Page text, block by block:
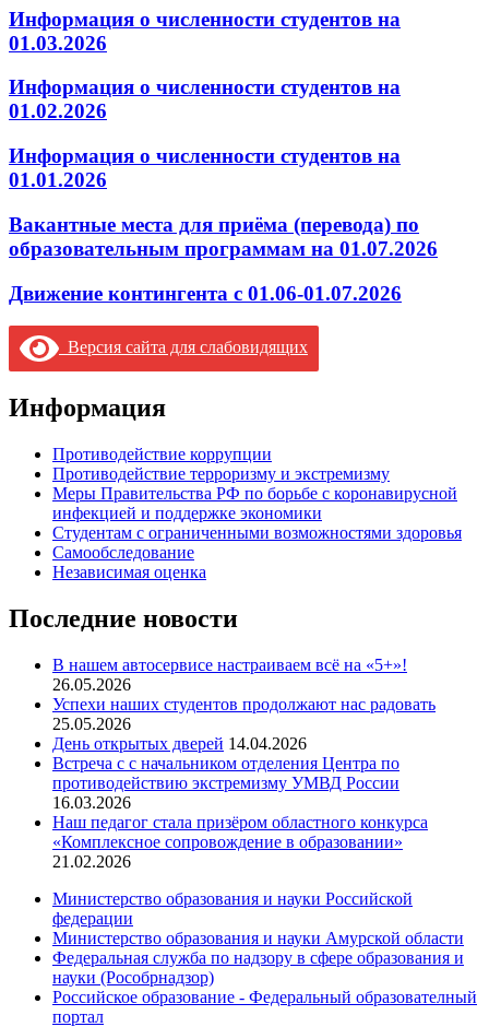
Информация о численности студентов на
01.03.2026
Информация о численности студентов на
01.02.2026
Информация о численности студентов на
01.01.2026
Вакантные места для приёма (перевода) по
образовательным программам на 01.07.2026
Движение контингента с 01.06-01.07.2026
Версия сайта для слабовидящих
Информация
Противодействие коррупции
Противодействие терроризму и экстремизму
Меры Правительства РФ по борьбе с коронавирусной
инфекцией и поддержке экономики
Студентам с ограниченными возможностями здоровья
Самообследование
Независимая оценка
Последние новости
В нашем автосервисе настраиваем всё на «5+»!
26.05.2026
Успехи наших студентов продолжают нас радовать
25.05.2026
День открытых дверей 14.04.2026
Встреча с с начальником отделения Центра по
противодействию экстремизму УМВД России
16.03.2026
Наш педагог стала призёром областного конкурса
«Комплексное сопровождение в образовании»
21.02.2026
Министерство образования и науки Российской
федерации
Министерство образования и науки Амурской области
Федеральная служба по надзору в сфере образования и
науки (Рособрнадзор)
Российское образование - Федеральный образователный
портал